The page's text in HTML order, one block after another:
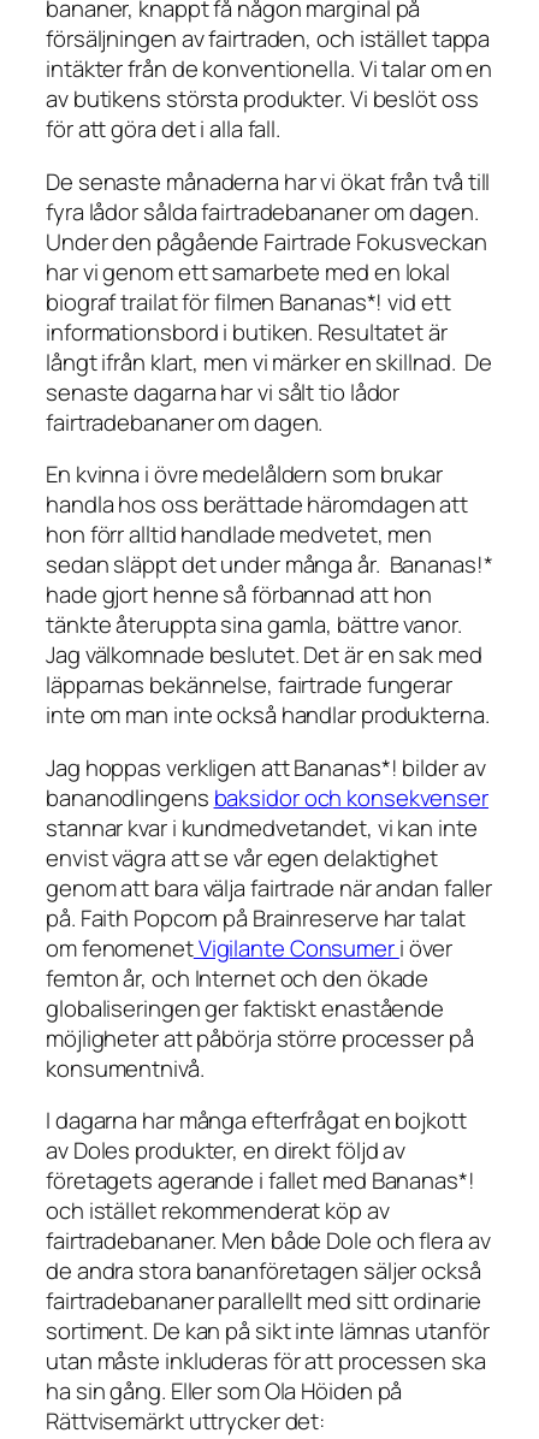
bananer, knappt få någon marginal på
försäljningen av fairtraden, och istället tappa
intäkter från de konventionella. Vi talar om en
av butikens största produkter. Vi beslöt oss
för att göra det i alla fall.
De senaste månaderna har vi ökat från två till
fyra lådor sålda fairtradebananer om dagen.
Under den pågående Fairtrade Fokusveckan
har vi genom ett samarbete med en lokal
biograf trailat för filmen Bananas*! vid ett
informationsbord i butiken. Resultatet är
långt ifrån klart, men vi märker en skillnad. De
senaste dagarna har vi sålt tio lådor
fairtradebananer om dagen.
En kvinna i övre medelåldern som brukar
handla hos oss berättade häromdagen att
hon förr alltid handlade medvetet, men
sedan släppt det under många år. Bananas!*
hade gjort henne så förbannad att hon
tänkte återuppta sina gamla, bättre vanor.
Jag välkomnade beslutet. Det är en sak med
läpparnas bekännelse, fairtrade fungerar
inte om man inte också handlar produkterna.
Jag hoppas verkligen att Bananas*! bilder av
bananodlingens baksidor och konsekvenser
stannar kvar i kundmedvetandet, vi kan inte
envist vägra att se vår egen delaktighet
genom att bara välja fairtrade när andan faller
på. Faith Popcorn på Brainreserve har talat
om fenomenetVigilante Consumeri över
femton år, och Internet och den ökade
globaliseringen ger faktiskt enastående
möjligheter att påbörja större processer på
konsumentnivå.
I dagarna har många efterfrågat en bojkott
av Doles produkter, en direkt följd av
företagets agerande i fallet med Bananas*!
och istället rekommenderat köp av
fairtradebananer. Men både Dole och flera av
de andra stora bananföretagen säljer också
fairtradebananer parallellt med sitt ordinarie
sortiment. De kan på sikt inte lämnas utanför
utan måste inkluderas för att processen ska
ha sin gång. Eller som Ola Höiden på
Rättvisemärkt uttrycker det: